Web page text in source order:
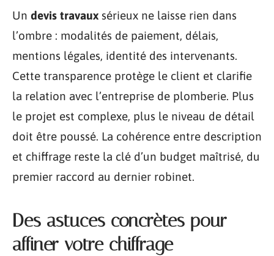
Un devis travaux sérieux ne laisse rien dans
l’ombre : modalités de paiement, délais,
mentions légales, identité des intervenants.
Cette transparence protège le client et clarifie
la relation avec l’entreprise de plomberie. Plus
le projet est complexe, plus le niveau de détail
doit être poussé. La cohérence entre description
et chiffrage reste la clé d’un budget maîtrisé, du
premier raccord au dernier robinet.
Des astuces concrètes pour
affiner votre chiffrage